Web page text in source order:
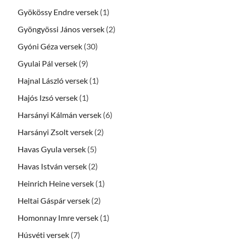
Gyökössy Endre versek (1)
Gyöngyössi János versek (2)
Gyóni Géza versek (30)
Gyulai Pál versek (9)
Hajnal László versek (1)
Hajós Izsó versek (1)
Harsányi Kálmán versek (6)
Harsányi Zsolt versek (2)
Havas Gyula versek (5)
Havas István versek (2)
Heinrich Heine versek (1)
Heltai Gáspár versek (2)
Homonnay Imre versek (1)
Húsvéti versek (7)